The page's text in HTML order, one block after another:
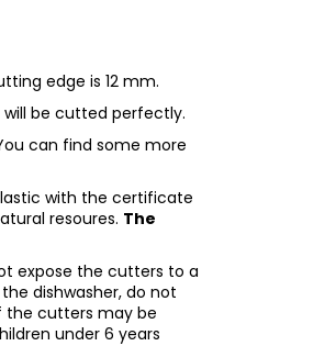
edge is 12 mm.
be cutted perfectly.
can find some more
with the certificate
resoures. The
expose the cutters to a
dishwasher, do not
the cutters may be
under 6 years